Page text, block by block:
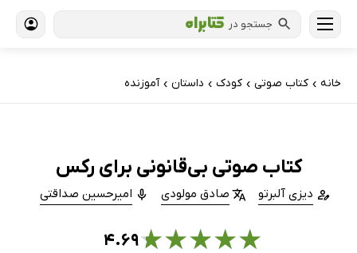
جستجو در
خانه › کتاب‌ صوتی › کودک › داستان › آموزنده
کتاب صوتی بی‌قانونی برای رکس
دیزی آلبرتو صادق مولودی امیرحسین صداقتی
★
★
★
★
★۴.۶۹